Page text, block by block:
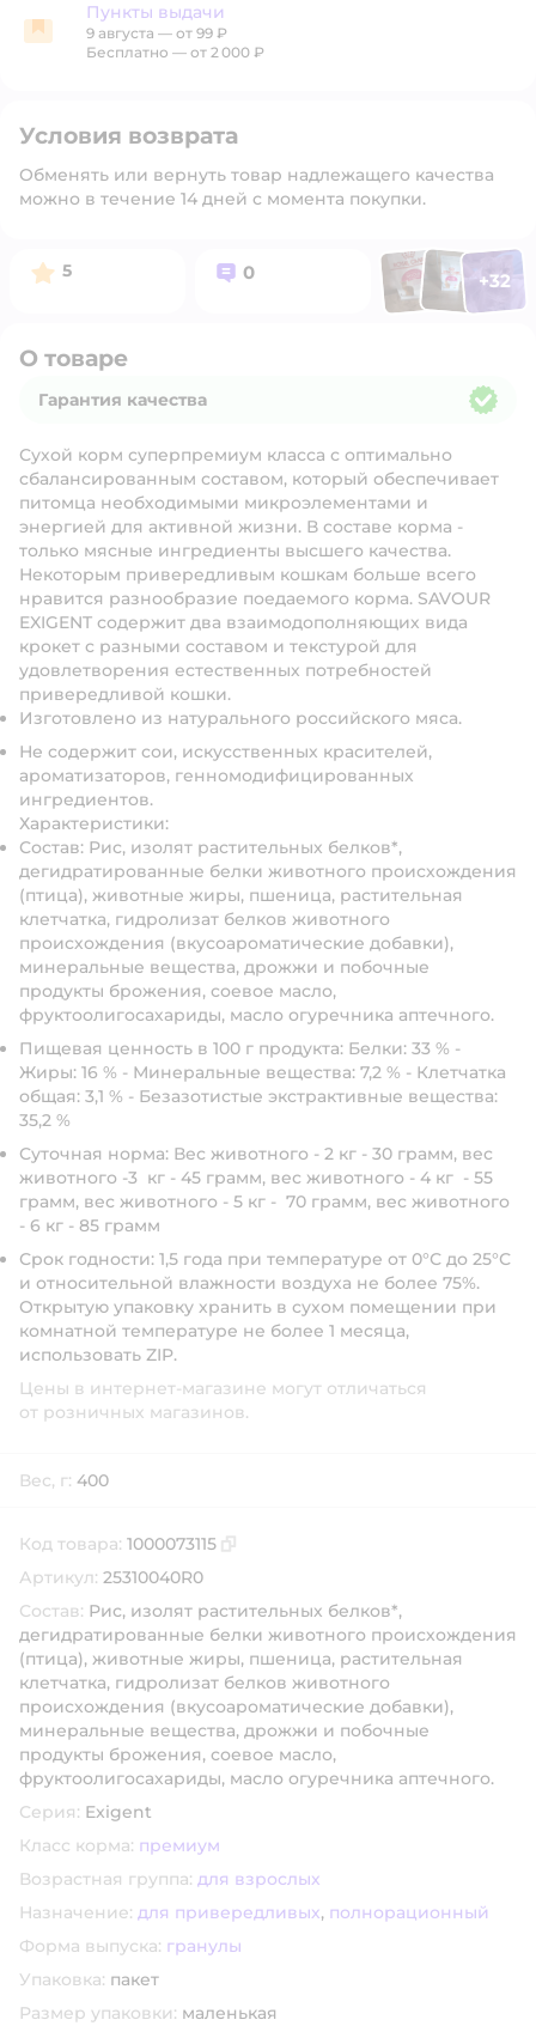
Пункты выдачи
Пункты выдачи
9 августа — от 99 ₽
Бесплатно — от 2 000 ₽
Условия возврата
Обменять или вернуть товар надлежащего качества
можно в течение 14 дней с момента покупки.
Рейтинг:
5 Вопросов:
0 ФотоФотоФото
+32
Открыть
О товаре
Гарантия качества
Сухой корм суперпремиум класса с оптимально
сбалансированным составом, который обеспечивает
питомца необходимыми микроэлементами и
энергией для активной жизни. В составе корма -
только мясные ингредиенты высшего качества.
Некоторым привередливым кошкам больше всего
нравится разнообразие поедаемого корма. SAVOUR
EXIGENT содержит два взаимодополняющих вида
крокет с разными составом и текстурой для
удовлетворения естественных потребностей
привередливой кошки.
Изготовлено из натурального российского мяса.
Не содержит сои, искусственных красителей,
ароматизаторов, генномодифицированных
ингредиентов.
Характеристики:
Состав: Рис, изолят растительных белков*,
дегидратированные белки животного происхождения
(птица), животные жиры, пшеница, растительная
клетчатка, гидролизат белков животного
происхождения (вкусоароматические добавки),
минеральные вещества, дрожжи и побочные
продукты брожения, соевое масло,
фруктоолигосахариды, масло огуречника аптечного.
Пищевая ценность в 100 г продукта: Белки: 33 % -
Жиры: 16 % - Минеральные вещества: 7,2 % - Клетчатка
общая: 3,1 % - Безазотистые экстрактивные вещества:
35,2 %
Суточная норма: Вес животного - 2 кг - 30 грамм, вес
животного -3 кг - 45 грамм, вес животного - 4 кг - 55
грамм, вес животного - 5 кг - 70 грамм, вес животного
- 6 кг - 85 грамм
Срок годности: 1,5 года при температуре от 0°С до 25°С
и относительной влажности воздуха не более 75%.
Открытую упаковку хранить в сухом помещении при
комнатной температуре не более 1 месяца,
использовать ZIP.
Цены в интернет-магазине могут отличаться
от розничных магазинов.
Вес, г: 400
Код товара: 1000073115
Артикул: 25310040R0
Состав: Рис, изолят растительных белков*,
дегидратированные белки животного происхождения
(птица), животные жиры, пшеница, растительная
клетчатка, гидролизат белков животного
происхождения (вкусоароматические добавки),
минеральные вещества, дрожжи и побочные
продукты брожения, соевое масло,
фруктоолигосахариды, масло огуречника аптечного.
Серия: Exigent
Класс корма: премиум
Возрастная группа: для взрослых
Назначение: для привередливых, полнорационный
Форма выпуска: гранулы
Упаковка: пакет
Размер упаковки: маленькая